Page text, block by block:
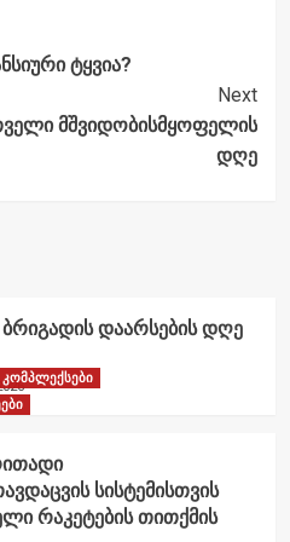
ტყვია?
Next
მშვიდობისმყოფელის
დღე
ბრიგადის დაარსების დღე
სისტემისთვის
რაკეტების თითქმის